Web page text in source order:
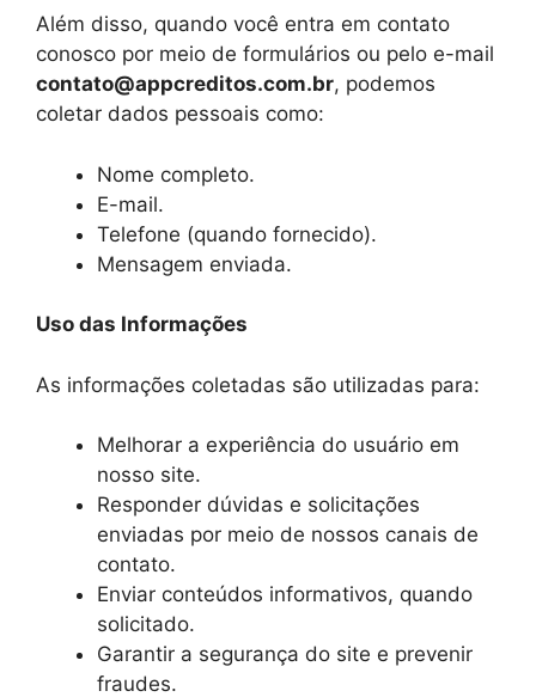
Além disso, quando você entra em contato
conosco por meio de formulários ou pelo e-mail
contato@appcreditos.com.br, podemos
coletar dados pessoais como:
Nome completo.
E-mail.
Telefone (quando fornecido).
Mensagem enviada.
Uso das Informações
As informações coletadas são utilizadas para:
Melhorar a experiência do usuário em
nosso site.
Responder dúvidas e solicitações
enviadas por meio de nossos canais de
contato.
Enviar conteúdos informativos, quando
solicitado.
Garantir a segurança do site e prevenir
fraudes.